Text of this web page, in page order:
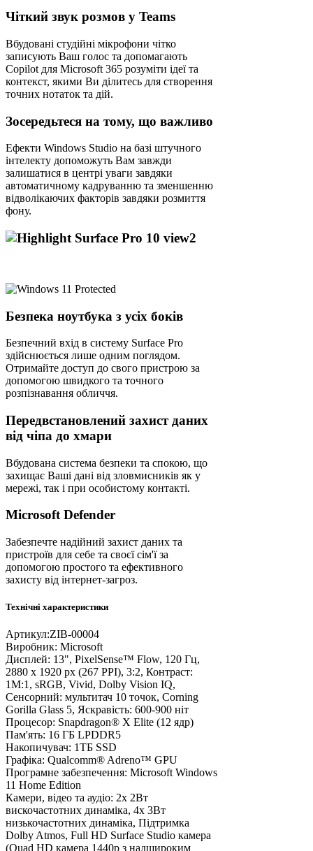
Чіткий звук розмов у Teams
Вбудовані студійні мікрофони чітко
записують Ваш голос та допомагають
Copilot для Microsoft 365 розуміти ідеї та
контекст, якими Ви ділитесь для створення
точних нотаток та дій.
Зосередьтеся на тому, що важливо
Ефекти Windows Studio на базі штучного
інтелекту допоможуть Вам завжди
залишатися в центрі уваги завдяки
автоматичному кадруванню та зменшенню
відволікаючих факторів завдяки розмиття
фону.
Безпека ноутбука з усіх боків
Безпечний вхід в систему Surface Pro
здійснюється лише одним поглядом.
Отримайте доступ до свого пристрою за
допомогою швидкого та точного
розпізнавання обличчя.
Передвстановлений захист даних
від чіпа до хмари
Вбудована система безпеки та спокою, що
захищає Ваші дані від зловмисників як у
мережі, так і при особистому контакті.
Microsoft Defender
Забезпечте надійний захист даних та
пристроїв для себе та своєї сім'ї за
допомогою простого та ефективного
захисту від інтернет-загроз.
Технічні характеристики
Артикул:ZIB-00004
Виробник: Microsoft
Дисплей: 13", PixelSense™ Flow, 120 Гц,
2880 х 1920 px (267 PPI), 3:2, Контраст:
1M:1, sRGB, Vivid, Dolby Vision IQ,
Сенсорний: мультитач 10 точок, Corning
Gorilla Glass 5, Яскравість: 600-900 ніт
Процесор: Snapdragon® X Elite (12 ядр)
Пам'ять: 16 ГБ LPDDR5
Накопичувач: 1ТБ SSD
Графіка: Qualcomm® Adreno™ GPU
Програмне забезпечення: Microsoft Windows
11 Home Edition
Камери, відео та аудіо: 2х 2Вт
вискочастотних динаміка, 4х 3Вт
низькочастотних динаміка, Підтримка
Dolby Atmos, Full HD Surface Studio камера
(Quad HD камера 1440p з надшироким